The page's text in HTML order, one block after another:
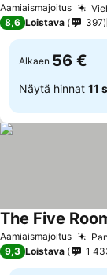
Aamiaismajoitus
8,6 Loistava 397
Alkaen 56 €
Näytä hinnat 11
Aamiaismajoitus
The Five
9,3 Loistava 1